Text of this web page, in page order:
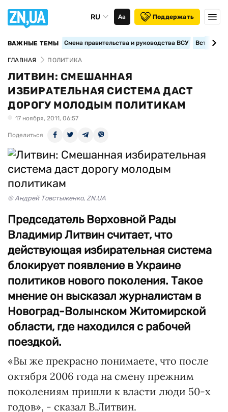
RU Аа Поддержать
ВАЖНЫЕ ТЕМЫ Смена правительства и руководства ВСУ
ГЛАВНАЯ ПОЛИТИКА
ЛИТВИН: СМЕШАННАЯ
ИЗБИРАТЕЛЬНАЯ СИСТЕМА ДАСТ
ДОРОГУ МОЛОДЫМ ПОЛИТИКАМ
17 ноября, 2011, 06:57
Поделиться
© Андрей Товстыженко, ZN.UA
Председатель Верховной Рады
Владимир Литвин считает, что
действующая избирательная система
блокирует появление в Украине
политиков нового поколения. Такое
мнение он высказал журналистам в
Новоград-Волынском Житомирской
области, где находился с рабочей
поездкой.
«Вы же прекрасно понимаете, что после
октября 2006 года на смену прежним
поколениям пришли к власти люди 50-х
годов», - сказал В.Литвин.